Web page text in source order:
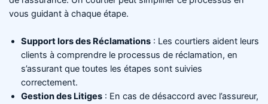
vous guidant à chaque étape.
Support lors des Réclamations : Les courtiers aident leurs
clients à comprendre le processus de réclamation, en
s’assurant que toutes les étapes sont suivies
correctement.
Gestion des Litiges : En cas de désaccord avec l’assureur,